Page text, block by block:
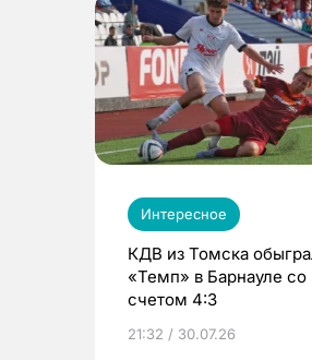
Интересное
КДВ из Томска
«Темп» в Барнауле со
счетом 4:3
21:32 / 30.07.26